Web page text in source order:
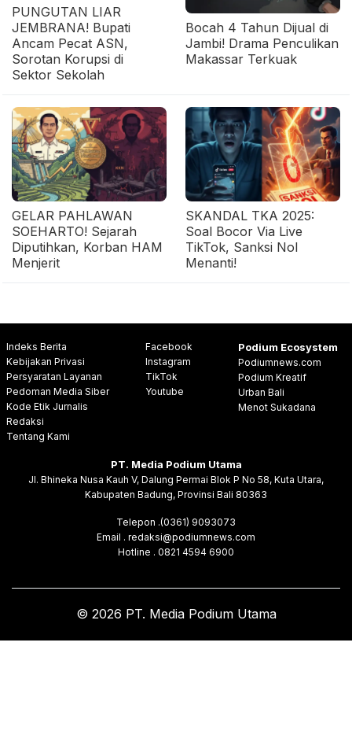
PUNGUTAN LIAR
JEMBRANA! Bupati
Ancam Pecat ASN,
Sorotan Korupsi di
Sektor Sekolah
Bocah 4 Tahun Dijual di
Jambi! Drama Penculikan
Makassar Terkuak
GELAR PAHLAWAN
SOEHARTO! Sejarah
Diputihkan, Korban HAM
Menjerit
SKANDAL TKA 2025:
Soal Bocor Via Live
TikTok, Sanksi Nol
Menanti!
Indeks Berita
Kebijakan Privasi
Persyaratan Layanan
Pedoman Media Siber
Kode Etik Jurnalis
Redaksi
Tentang Kami
Facebook
Instagram
TikTok
Youtube
Podium Ecosystem
Podiumnews.com
Podium Kreatif
Urban Bali
Menot Sukadana
PT. Media Podium Utama
Jl. Bhineka Nusa Kauh V, Dalung Permai Blok P No 58, Kuta Utara,
Kabupaten Badung, Provinsi Bali 80363
Telepon .(0361) 9093073
Email . redaksi@podiumnews.com
Hotline . 0821 4594 6900
© 2026 PT. Media Podium Utama